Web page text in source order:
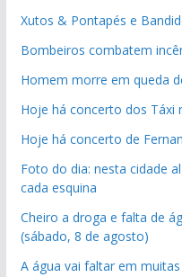
Xutos & Pontapés e
Bombeiros combatem
Homem morre em queda
Hoje há concerto dos Táxi
Hoje há concerto de
Foto do dia: nesta cidade
cada esquina
Cheiro a droga e falta de
(sábado, 8 de agosto)
A água vai faltar em